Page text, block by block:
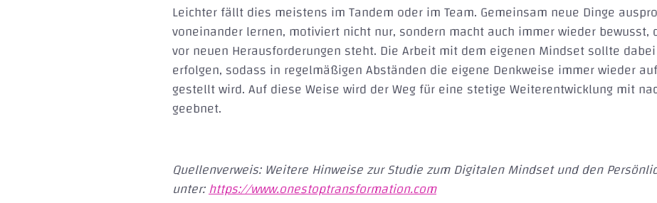
Leichter fällt dies meistens im Tandem oder im Team. Gemeinsam neue Dinge
voneinander lernen, motiviert nicht nur, sondern macht auch immer wieder
vor neuen Herausforderungen steht. Die Arbeit mit dem eigenen Mindset sollte
erfolgen, sodass in regelmäßigen Abständen die eigene Denkweise immer wieder
gestellt wird. Auf diese Weise wird der Weg für eine stetige Weiterentwicklung mit
geebnet.
Quellenverweis: Weitere Hinweise zur Studie zum Digitalen Mindset und den
unter:https://www.onestoptransformation.com